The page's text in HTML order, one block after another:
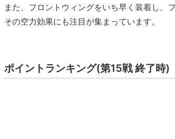
また、フロントウィングをいち早く装着し、
その空力効果にも注目が集まっています。
ポイントランキング(第15戦 終了時)